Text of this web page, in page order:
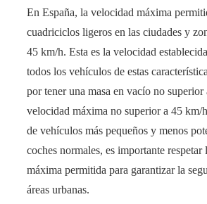
En España, la velocidad máxima
cuadriciclos ligeros en las ciudades y
45 km/h. Esta es la velocidad
todos los vehículos de estas
por tener una masa en vacío no
velocidad máxima no superior a 45 km/
de vehículos más pequeños y menos
coches normales, es importante respetar
máxima permitida para garantizar la
áreas urbanas.